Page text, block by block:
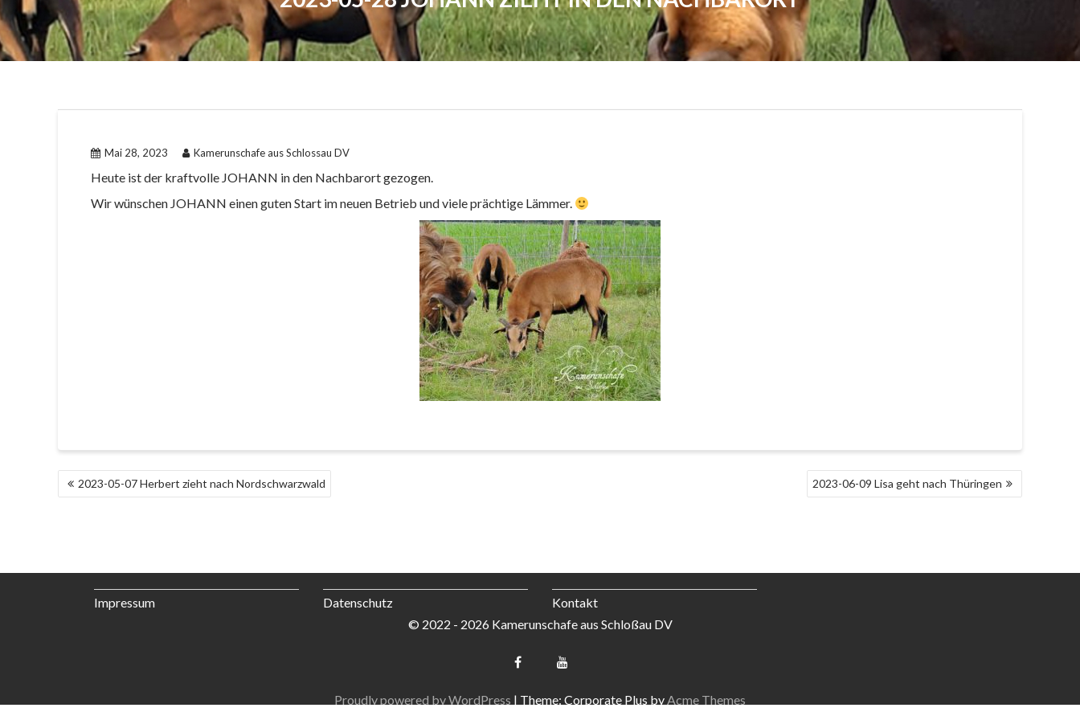
Mai 28, 2023 Kamerunschafe aus Schlossau DV
Heute ist der kraftvolle JOHANN in den Nachbarort gezogen.
Wir wünschen JOHANN einen guten Start im neuen Betrieb und viele prächtige Lämmer.
BEITRAGS-
NAVIGATION
2023-05-07 Herbert zieht nach Nordschwarzwald 2023-06-09 Lisa geht nach Thüringen
Impressum Datenschutz
Kontakt
© 2022 - 2026 Kamerunschafe aus Schloßau DV
Proudly powered by WordPress | Theme: Corporate Plus byAcme Themes